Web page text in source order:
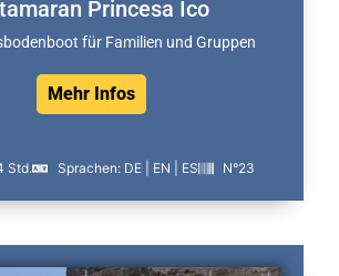
Princesa Ico
für Familien und Gruppen
Mehr Infos
Std. Sprachen: DE | EN | ES N°23